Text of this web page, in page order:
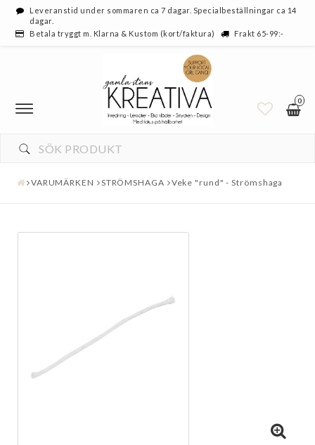
Leveranstid under sommaren ca 7 dagar. Specialbeställningar ca 14
dagar.
Betala tryggt m. Klarna & Kustom (kort/faktura)
Frakt 65-99:-
0
VARUMÄRKEN STRÖMSHAGA Veke "rund" - Strömshaga